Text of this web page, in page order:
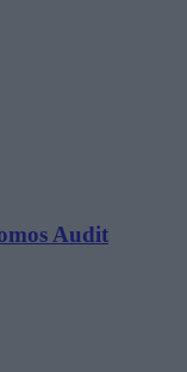
Audit